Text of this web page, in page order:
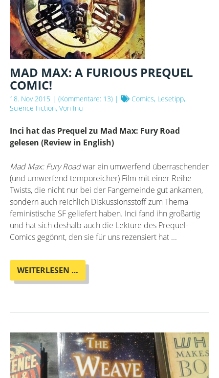
MAD MAX: A FURIOUS PREQUEL
COMIC!
18. Nov 2015 | (Kommentare: 13) |
Comics, Lesetipp,
Science Fiction, Von Inci
Inci hat das Prequel zu Mad Max: Fury Road
gelesen (Review in English)
Mad Max: Fury Roadwar ein umwerfend überraschender
(und umwerfend temporeicher) Film mit einer Reihe
Twists, die nicht nur bei der Fangemeinde gut ankamen,
sondern auch reichlich Diskussionsstoff zum Thema
feministische SF geliefert haben. Inci fand ihn großartig
und hat sich deshalb auch die Lektüre des Prequel-
Comics gegönnt, den sie für uns rezensiert hat ...
WEITERLESEN …
MAX:
PREQUEL